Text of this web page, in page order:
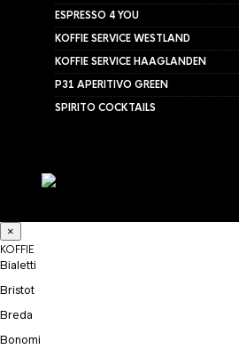
ESPRESSO 4 YOU
KOFFIE SERVICE WESTLAND
KOFFIE SERVICE HAAGLANDEN
P31 APERITIVO GREEN
SPIRITO COCKTAILS
×
KOFFIE
Bialetti
Bristot
Breda
Bonomi